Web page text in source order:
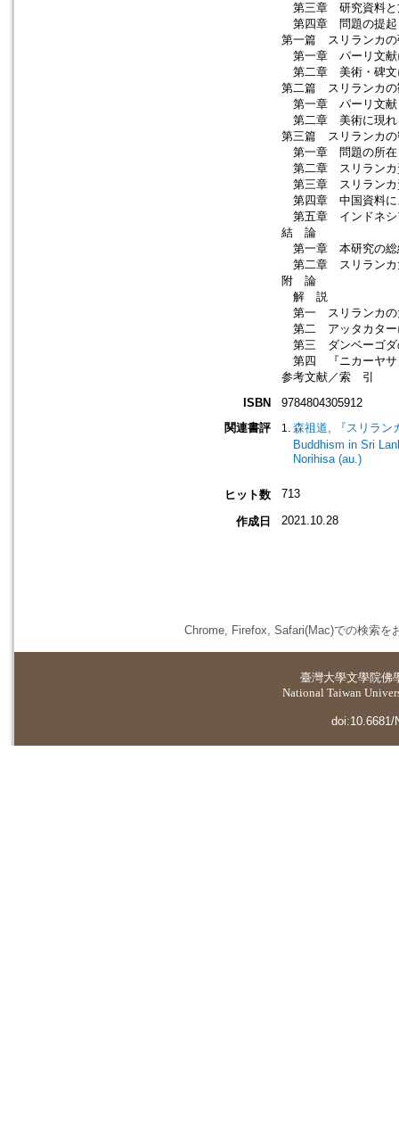
第三章 研究資料と
第四章 問題の提起
第一篇 スリランカの
第一章 パーリ文献
第二章 美術・碑文
第二篇 スリランカの
第一章 パーリ文献
第二章 美術に現れ
第三篇 スリランカの
第一章 問題の所在
第二章 スリランカ
第三章 スリランカ
第四章 中国資料に
第五章 インドネシ
結 論
第一章 本研究の総
第二章 スリランカ
附 論
解 説
第一 スリランカの
第二 アッタカター
第三 ダンベーゴダ
第四 『ニカーヤサ
参考文献／索 引
ISBN
9784804305912
関連書評
森祖道, 『スリラン
Buddhism in Sri
Norihisa (au.)
ヒット数 713
作成日 2021.10.28
Chrome, Firefox, Safari(Mac)での検索を
臺灣大學文學院佛
National Taiwan
doi:10.6681/